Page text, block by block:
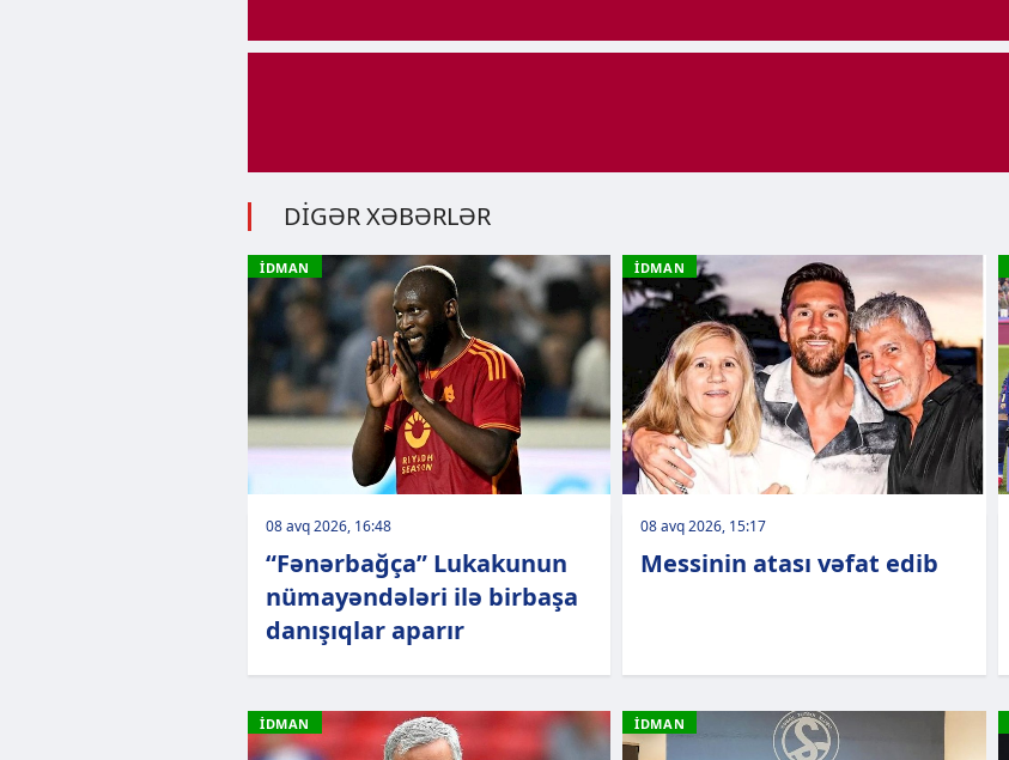
DİGƏR XƏBƏRLƏR
İDMAN
08 avq 2026, 16:48
“Fənərbağça” Lukakunun
nümayəndələri ilə birbaşa
danışıqlar aparır
İDMAN
08 avq 2026, 15:17
Messinin atası vəfat edib
İDMAN İDMAN